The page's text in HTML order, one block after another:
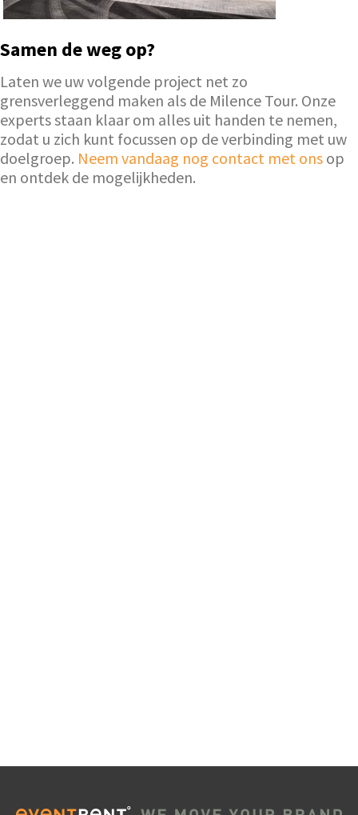
Samen de weg op?
Laten we uw volgende project net zo
grensverleggend maken als de Milence Tour. Onze
experts staan klaar om alles uit handen te nemen,
zodat u zich kunt focussen op de verbinding met uw
doelgroep. Neem vandaag nog contact met ons op
en ontdek de mogelijkheden.